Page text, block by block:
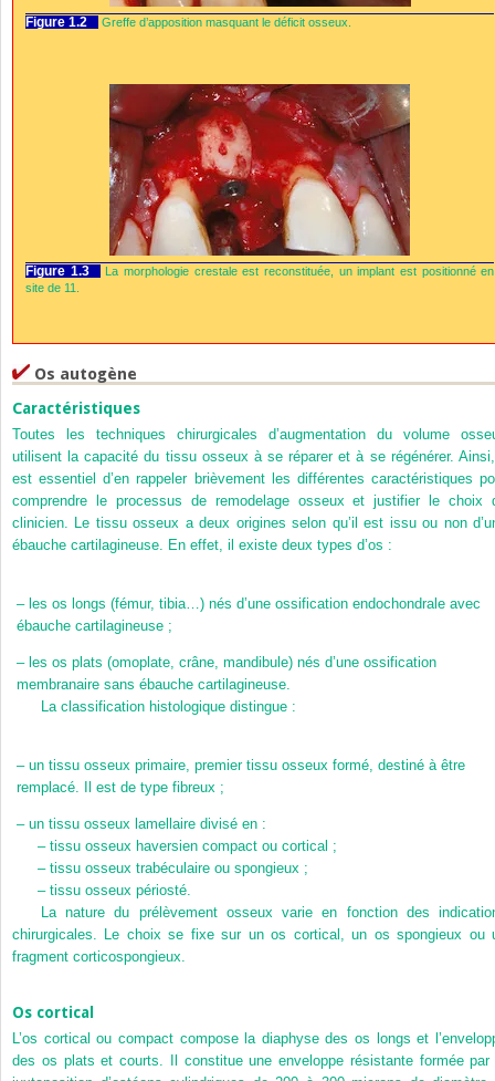
Figure 1.2 Greffe d’apposition masquant le déficit osseux.
Figure 1.3
La morphologie crestale est reconstituée, un implant est positionné en
site de 11.
Os autogène
Caractéristiques
Toutes les techniques chirurgicales d’augmentation du volume
utilisent la capacité du tissu osseux à se réparer et à se régénérer.
est essentiel d’en rappeler brièvement les différentes caractéristiques
comprendre le processus de remodelage osseux et justifier le choix
clinicien. Le tissu osseux a deux origines selon qu’il est issu ou non
ébauche cartilagineuse. En effet, il existe deux types d’os :
– les os longs (fémur, tibia…) nés d’une ossification endochondrale avec
ébauche cartilagineuse ;
– les os plats (omoplate, crâne, mandibule) nés d’une ossification
membranaire sans ébauche cartilagineuse.
La classification histologique distingue :
– un tissu osseux primaire, premier tissu osseux formé, destiné à être
remplacé. Il est de type fibreux ;
– un tissu osseux lamellaire divisé en :
–tissu osseux haversien compact ou cortical ;
–tissu osseux trabéculaire ou spongieux ;
–tissu osseux périosté.
La nature du prélèvement osseux varie en fonction des
chirurgicales. Le choix se fixe sur un os cortical, un os spongieux ou
fragment corticospongieux.
Os cortical
L’os cortical ou compact compose la diaphyse des os longs et
des os plats et courts. Il constitue une enveloppe résistante formée par